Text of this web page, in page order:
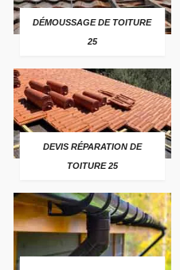
DÉMOUSSAGE DE TOITURE
25
DEVIS RÉPARATION DE
TOITURE 25